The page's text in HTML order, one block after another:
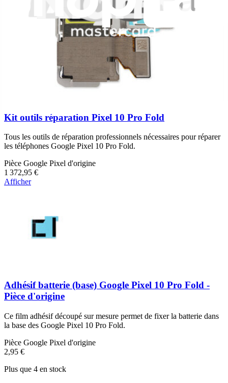
Kit outils réparation Pixel 10 Pro Fold
Tous les outils de réparation professionnels nécessaires pour réparer
les téléphones Google Pixel 10 Pro Fold.
Pièce Google Pixel d'origine
1 372,95 €
Afficher
Adhésif batterie (base) Google Pixel 10 Pro Fold -
Pièce d'origine
Ce film adhésif découpé sur mesure permet de fixer la batterie dans
la base des Google Pixel 10 Pro Fold.
Pièce Google Pixel d'origine
2,95 €
Plus que 4 en stock